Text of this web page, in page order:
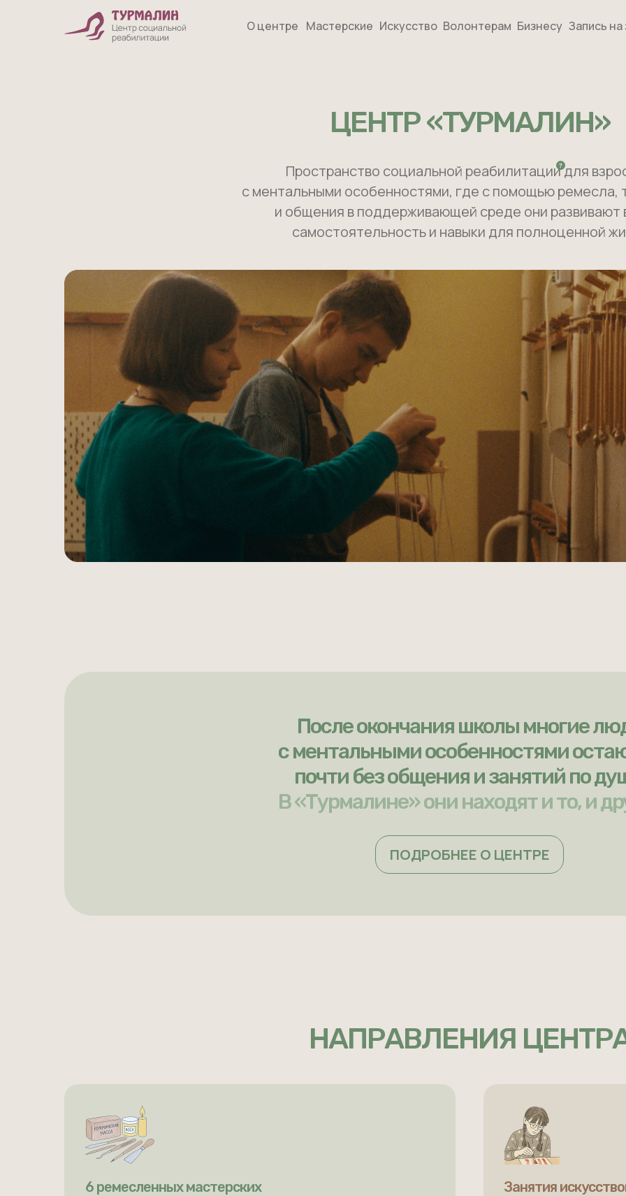
Запись на
Бизнесу
Волонтерам
Искусство
Мастерские
О центре
ЦЕНТР «ТУРМАЛИН»
Пространство социальной реабилитации для
с ментальными особенностями, где с помощью ремесла,
и общения в поддерживающей среде они развивают
самостоятельность и навыки для полноценной
ПОДРОБНЕЕ О ЦЕНТРЕ
После окончания школы многие
с ментальными особенностями
почти без общения и занятий по
В «Турмалине» они находят и то, и
НАПРАВЛЕНИЯ
Занятия
6 ремесленных мастерских